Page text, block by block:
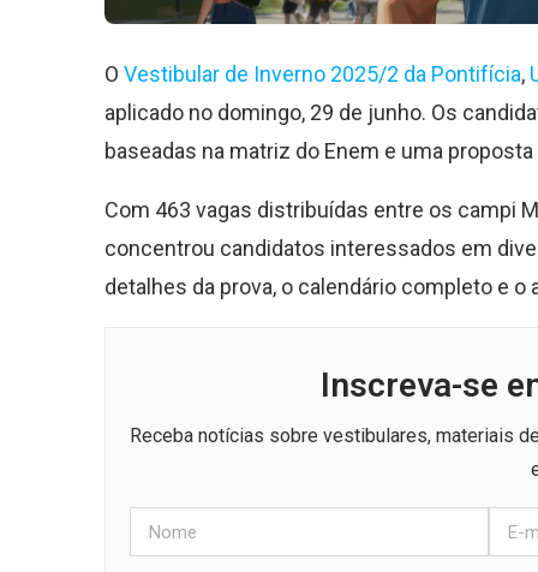
O Vestibular de Inverno 2025/2 da Pontifícia,
aplicado no domingo, 29 de junho. Os
baseadas na matriz do Enem e uma
Com 463 vagas distribuídas entre os campi
concentrou candidatos interessados em
detalhes da prova, o calendário completo e o
Inscreva-se
Receba notícias sobre vestibulares, materiais